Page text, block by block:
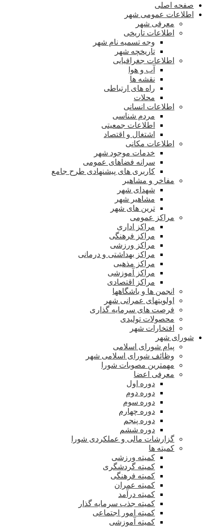
صفحه اصلی
اطلاعات عمومی شهر
معرفی شهر
اطلاعات تاریخی
وجه تسمیه نام شهر
تاریخچه شهر
اطلاعات جغرافیایی
آب و هوا
نقشه ها
راه های ارتباطی
محلات
اطلاعات انسانی
مردم شناسی
اطلاعات جمعیتی
اشتغال و اقتصاد
اطلاعات مکانی
خدمات موجود شهر
سرانه فضاهای عمومی
کاربری های پیشنهادی طرح جامع
مفاخر و مشاهیر
شهدای شهر
مشاهیر شهر
ترین های شهر
مراکز عمومی
مراکز اداری
مراکز فرهنگی
مراکز ورزشی
مراکز بهداشتی و درمانی
مراکز مذهبی
مراکز آموزشی
مراکز اقتصادی
انجمن ها و باشگاهها
اولویتهای عمرانی شهر
فرصت های سرمایه گذاری
محصولات تولیدی
افتخارات شهر
شورای شهر
پیام شورای اسلامی
وظائف شورای اسلامی شهر
مهمترین مصوبات شورا
معرفی اعضا
دوره اول
دوره دوم
دوره سوم
دوره چهارم
دوره پنجم
دوره ششم
گزارشات مالی و عملکردی شورا
کمیته ها
کمیته ورزشی
کمیته گردشگری
کمیته فرهنگی
کمیته عمران
کمیته درآمد
کمیته جذب سرمایه گذار
کمیته امور اجتماعی
کمیته آموزشی